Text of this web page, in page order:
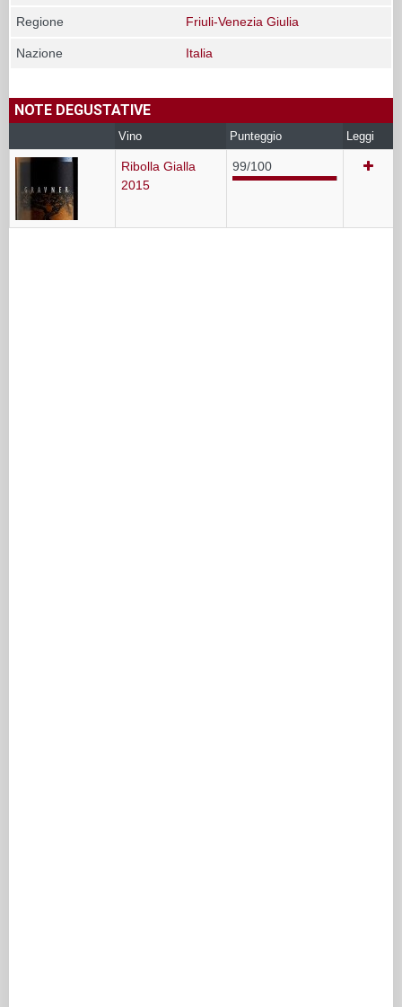
Regione Friuli-Venezia Giulia
Nazione Italia
NOTE DEGUSTATIVE
Vino Punteggio Leggi
Ribolla Gialla
2015
99/100